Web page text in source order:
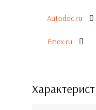
Autodoc.ru
Emex.ru